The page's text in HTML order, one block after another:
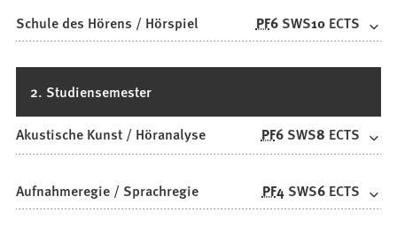
Schule des Hörens / Hörspiel PF6 SWS10 ECTS
2. Studiensemester
Akustische Kunst / Höranalyse PF6 SWS8 ECTS
Aufnahmeregie / Sprachregie PF4 SWS6 ECTS